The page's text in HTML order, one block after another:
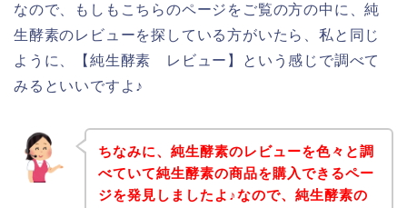
なので、もしもこちらのページをご覧の方の中に、純
生酵素のレビューを探している方がいたら、私と同じ
ように、【純生酵素 レビュー】という感じで調べて
みるといいですよ♪
ちなみに、純生酵素のレビューを色々と調
べていて純生酵素の商品を購入できるペー
ジを発見しましたよ♪なので、純生酵素の